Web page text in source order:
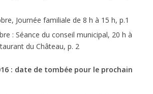
Journée familiale de 8 h à 15 h, p.1
: Séance du conseil municipal, 20 h à
du Château, p. 2
: date de tombée pour le prochain